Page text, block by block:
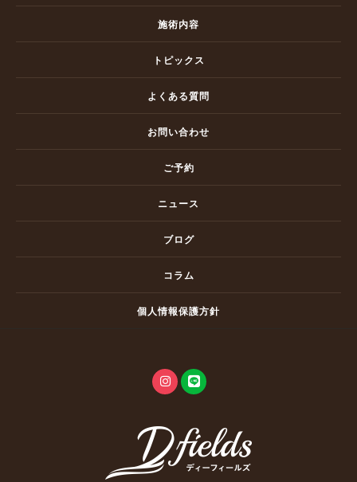
施術内容
トピックス
よくある質問
お問い合わせ
ご予約
ニュース
ブログ
コラム
個人情報保護方針